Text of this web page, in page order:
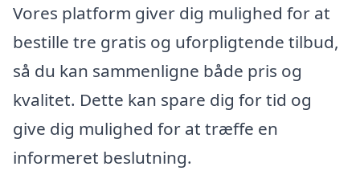
Vores platform giver dig mulighed for at
bestille tre gratis og uforpligtende tilbud,
så du kan sammenligne både pris og
kvalitet. Dette kan spare dig for tid og
give dig mulighed for at træffe en
informeret beslutning.